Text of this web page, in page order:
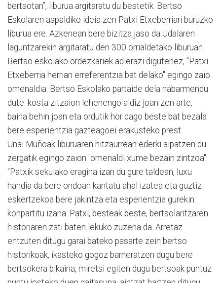
bertsotan”, liburua argitaratu du bestetik. Bertso
Eskolaren aspaldiko ideia zen Patxi Etxeberriari buruzko
liburua ere. Azkenean bere bizitza jaso da Udalaren
laguntzarekin argitaratu den 300 orrialdetako liburuan.
Bertso eskolako ordezkariek adierazi digutenez, "Patxi
Etxeberria herrian erreferentzia bat delako" egingo zaio
omenaldia. Bertso Eskolako partaide dela nabarmendu
dute: kosta zitzaion lehenengo aldiz joan zen arte,
baina behin joan eta ordutik hor dago beste bat bezala
bere esperientzia gazteagoei erakusteko prest.
Unai Muñoak liburuaren hitzaurrean ederki aipatzen du
zergatik egingo zaion "omenaldi xume bezain zintzoa":
"Patxik sekulako eragina izan du gure taldean, luxu
handia da bere ondoan kantatu ahal izatea eta guztiz
eskertzekoa bere jakintza eta esperientzia gurekin
konpartitu izana. Patxi, besteak beste, bertsolaritzaren
historiaren zati baten lekuko zuzena da. Arretaz
entzuten ditugu garai bateko pasarte zein bertso
historikoak, ikasteko gogoz barneratzen dugu bere
bertsokera bikaina, miretsi egiten dugu bertsoak puntuz